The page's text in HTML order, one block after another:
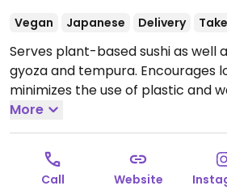
Vegan Japanese Delivery
Serves plant-based sushi as well
gyoza and tempura. Encourages
minimizes the use of plastic and
locations. Confirmed open June
5:00pm-10:00pm.Closed Mon-
More
Call Website